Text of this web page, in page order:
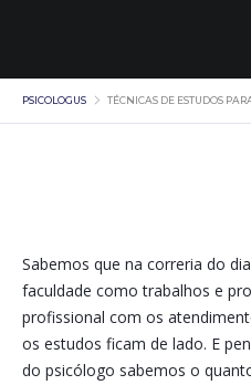
PSICOLOGUS TÉCNICAS DE ESTUDOS
Sabemos que na correria do
faculdade como trabalhos e
profissional com os
os estudos ficam de lado. E
do psicólogo sabemos o